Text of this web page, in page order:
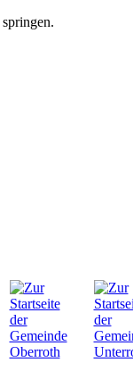
springen.